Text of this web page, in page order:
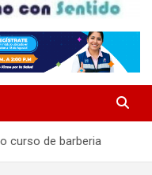
curso de barberia